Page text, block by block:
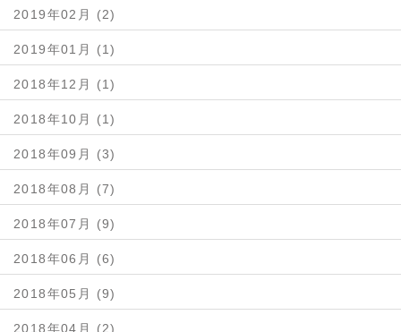
2019年02月 (2)
2019年01月 (1)
2018年12月 (1)
2018年10月 (1)
2018年09月 (3)
2018年08月 (7)
2018年07月 (9)
2018年06月 (6)
2018年05月 (9)
2018年04月 (2)